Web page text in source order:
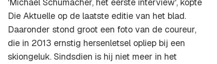
'Michael Schumacher, het eerste interview', kopte
Die Aktuelle op de laatste editie van het blad.
Daaronder stond groot een foto van de coureur,
die in 2013 ernstig hersenletsel opliep bij een
skiongeluk. Sindsdien is hij niet meer in het